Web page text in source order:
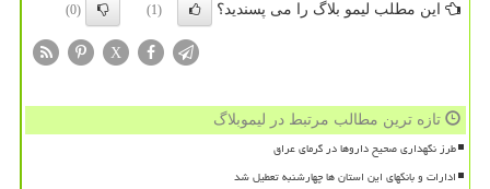
این مطلب لیمو بلاگ را می پسندید؟ (1)
(0)
X
تازه ترین مطالب مرتبط در لیموبلاگ
طرز نگهداری صحیح داروها در گرمای عراق
ادارات و بانکهای این استان ها چهارشنبه تعطیل شد